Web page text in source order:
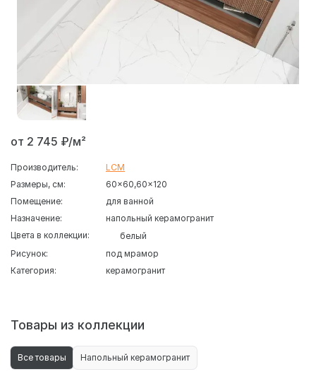
от 2 745 ₽/м²
Производитель:
LCM
Размеры, см:
60x60 60x120
Помещение:
для ванной
Назначение:
напольный керамогранит
Цвета в коллекции:
белый
Рисунок:
под мрамор
Категория:
керамогранит
Товары из коллекции
Все товары Напольный керамогранит